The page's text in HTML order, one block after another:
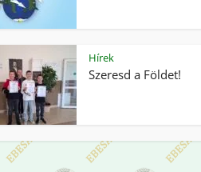
Hírek
Szeresd a Földet!